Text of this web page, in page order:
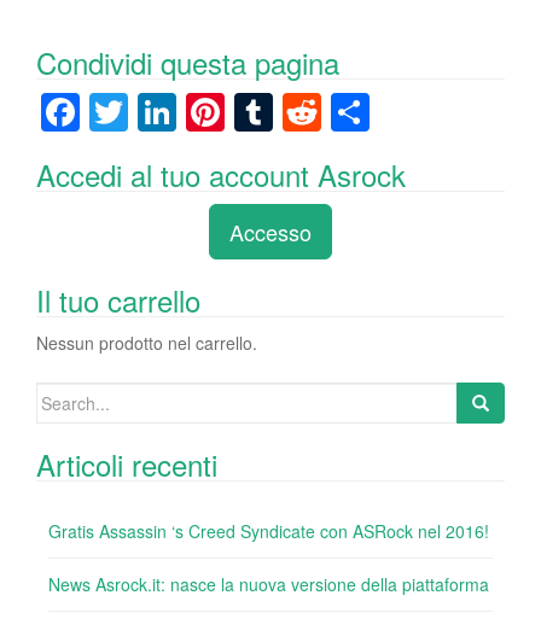
Condividi questa pagina
F
c
o
o
k
T
wi
tt
Li
k
n
Pi
er
e
st
T
m
bl
r
R
e
d
di
t
n
Accedi al tuo account Asrock
Accesso
Il tuo carrello
Nessun prodotto nel carrello.
Search
Articoli recenti
Gratis Assassin ‘s Creed Syndicate con ASRock nel 2016!
News Asrock.it: nasce la nuova versione della piattaforma